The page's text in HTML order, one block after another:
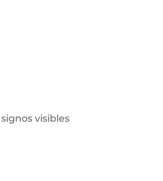
visibles